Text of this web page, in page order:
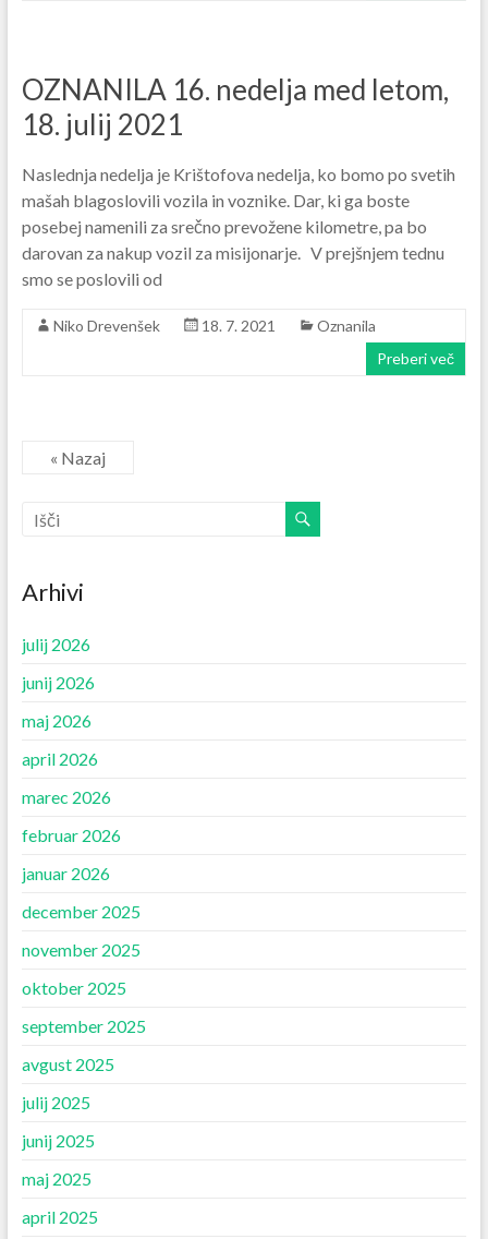
OZNANILA 16. nedelja med letom,
18. julij 2021
Naslednja nedelja je Krištofova nedelja, ko bomo po svetih
mašah blagoslovili vozila in voznike. Dar, ki ga boste
posebej namenili za srečno prevožene kilometre, pa bo
darovan za nakup vozil za misijonarje. V prejšnjem tednu
smo se poslovili od
Niko Drevenšek 18. 7. 2021
Oznanila
Preberi več
« Nazaj
Arhivi
julij 2026
junij 2026
maj 2026
april 2026
marec 2026
februar 2026
januar 2026
december 2025
november 2025
oktober 2025
september 2025
avgust 2025
julij 2025
junij 2025
maj 2025
april 2025